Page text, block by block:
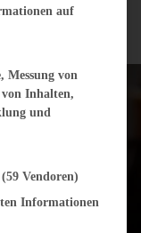
Transparency and Consent
auf
Messung von
Inhalten,
und
(59 Vendoren)
Informationen